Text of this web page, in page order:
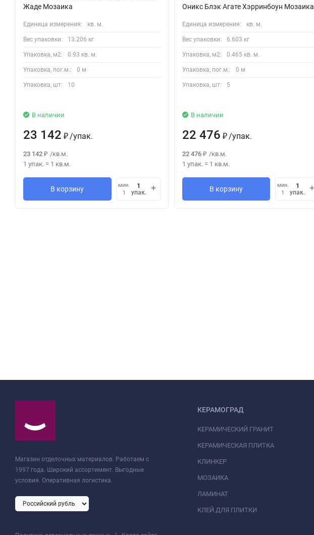
Жаде Мозаика
Единица измерения: кв. м.
Вес упаковки: 13.206 кг
Упаковка, м2: 0.93 кв. м.
Упаковка, пог.м.: 0 м
Упаковка, шт: 10
В наличии
23 142 ₽ /упак.
23 142 ₽ /кв.м.
1 упак. = 1 кв.м.
В корзину
мин.
1
упак.
Оникс Блэк Агате Хэрринбоун Мозаика
Единица измерения: кв. м.
Вес упаковки: 6.603 кг
Упаковка, м2: 0.465 кв. м.
Упаковка, пог.м.: 0 м
Упаковка, шт: 5
В наличии
22 476 ₽ /упак.
22 476 ₽ /кв.м.
1 упак. = 1 кв.м.
В корзину
мин.
1
упак.
Магазин отделочных материалов. Работаем с
1997 года. Широкий ассортимент. Выгодные
условия. Оперативная логистика.
КЕРАМОГРАД
КЕРАМИЧЕСКИЙ ГРАНИТ
КЕРАМИЧЕСКАЯ ПЛИТКА
КЛИНКЕР
МОЗАИКА
ЛАМИНАТ
КЛЕЙ ДЛЯ ПЛИТКИ